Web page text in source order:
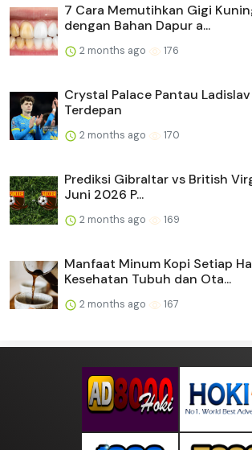
7 Cara Memutihkan Gigi
dengan Bahan Dapur a...
2 months ago 176
Crystal Palace Pantau
Terdepan
2 months ago 170
Prediksi Gibraltar vs British
Juni 2026 P...
2 months ago 169
Manfaat Minum Kopi Setiap
Kesehatan Tubuh dan Ota...
2 months ago 167